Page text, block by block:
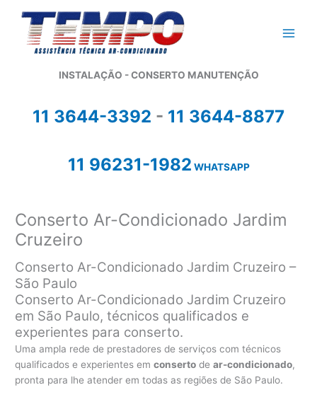
conteúdo
INSTALAÇÃO - CONSERTO MANUTENÇÃO
11 3644-3392 - 11 3644-8877
11 96231-1982 WHATSAPP
Conserto Ar-Condicionado Jardim
Cruzeiro
Conserto Ar-Condicionado Jardim Cruzeiro –
São Paulo
Conserto Ar-Condicionado Jardim Cruzeiro
em São Paulo, técnicos qualificados e
experientes para conserto.
Uma ampla rede de prestadores de serviços com técnicos
qualificados e experientes emconserto dear-condicionado,
pronta para lhe atender em todas as regiões de São Paulo.